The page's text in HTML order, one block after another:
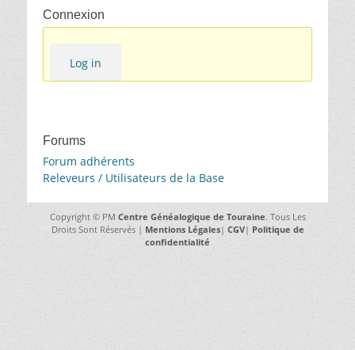
Connexion
Log in
Forums
Forum adhérents
Releveurs / Utilisateurs de la Base
Copyright © PM Centre Généalogique de Touraine. Tous Les
Droits Sont Réservés | Mentions Légales| CGV| Politique de
confidentialité